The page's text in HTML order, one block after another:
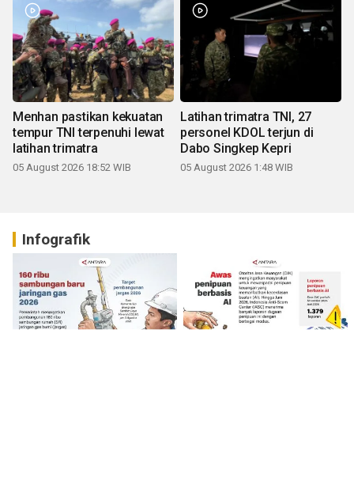
Menhan pastikan kekuatan
tempur TNI terpenuhi lewat
latihan trimatra
05 August 2026 18:52 WIB
Latihan trimatra TNI, 27
personel KDOL terjun di
Dabo Singkep Kepri
05 August 2026 1:48 WIB
Infografik